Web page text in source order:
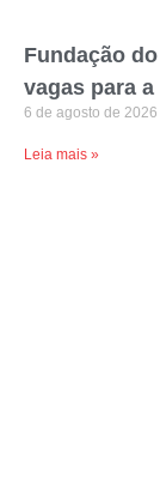
Fundação
vagas para
6 de agosto de 2026
Leia mais »